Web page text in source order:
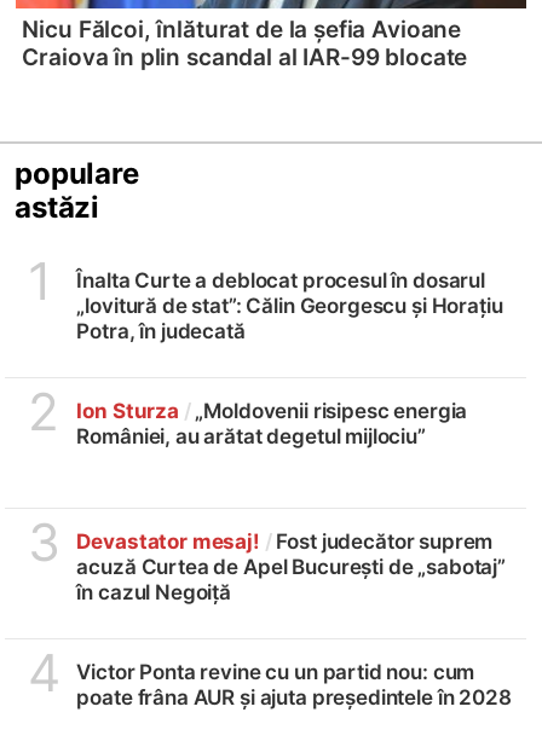
Nicu Fălcoi, înlăturat de la șefia Avioane
Craiova în plin scandal al IAR-99 blocate
populare
astăzi
1
Înalta Curte a deblocat procesul în dosarul
„lovitură de stat”: Călin Georgescu și Horațiu
Potra, în judecată
2 Ion Sturza /„Moldovenii risipesc energia
României, au arătat degetul mijlociu”
3 Devastator mesaj! / Fost judecător suprem
acuză Curtea de Apel București de „sabotaj”
în cazul Negoiță
4
Victor Ponta revine cu un partid nou: cum
poate frâna AUR și ajuta președintele în 2028